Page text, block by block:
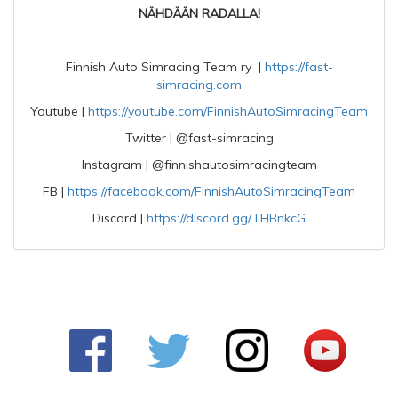
NÄHDÄÄN RADALLA!
Finnish Auto Simracing Team ry | https://fast-
simracing.com
Youtube | https://youtube.com/FinnishAutoSimracingTeam
Twitter | @fast-simracing
Instagram | @finnishautosimracingteam
FB | https://facebook.com/FinnishAutoSimracingTeam
Discord | https://discord.gg/THBnkcG